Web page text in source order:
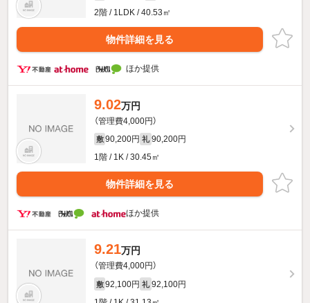
2階 / 1LDK / 40.53㎡
物件詳細を見る
ほか提供
9.02万円
（管理費4,000円）
敷 90,200円 礼 90,200円
1階 / 1K / 30.45㎡
物件詳細を見る
ほか提供
9.21万円
（管理費4,000円）
敷 92,100円 礼 92,100円